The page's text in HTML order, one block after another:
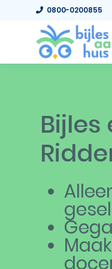
0800-0200855